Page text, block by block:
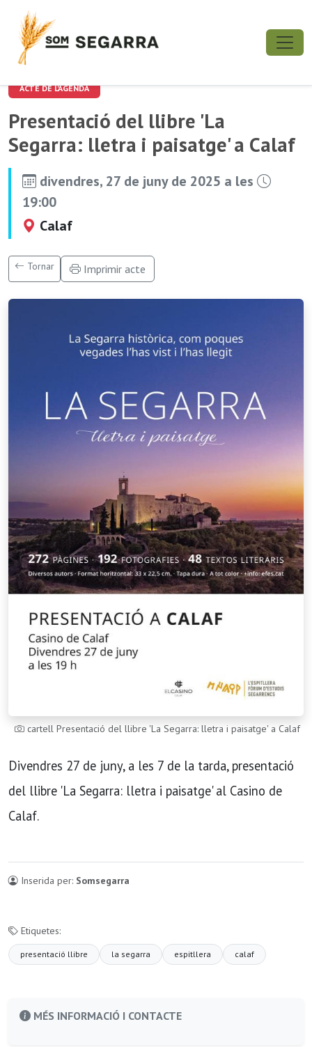
ACTE DE L'AGENDA
Presentació del llibre 'La
Segarra: lletra i paisatge' a Calaf
divendres, 27 de juny de 2025 a les
19:00
Calaf
Tornar Imprimir acte
cartell Presentació del llibre 'La Segarra: lletra i paisatge' a Calaf
Divendres 27 de juny, a les 7 de la tarda, presentació
del llibre 'La Segarra: lletra i paisatge' al Casino de
Calaf.
Inserida per: Somsegarra
Etiquetes:
presentació llibre la segarra espitllera calaf
MÉS INFORMACIÓ I CONTACTE